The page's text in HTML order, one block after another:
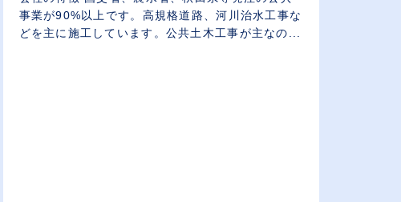
事業が90%以上です。高規格道路、河川治水工事な
どを主に施工しています。公共土木工事が主なの...